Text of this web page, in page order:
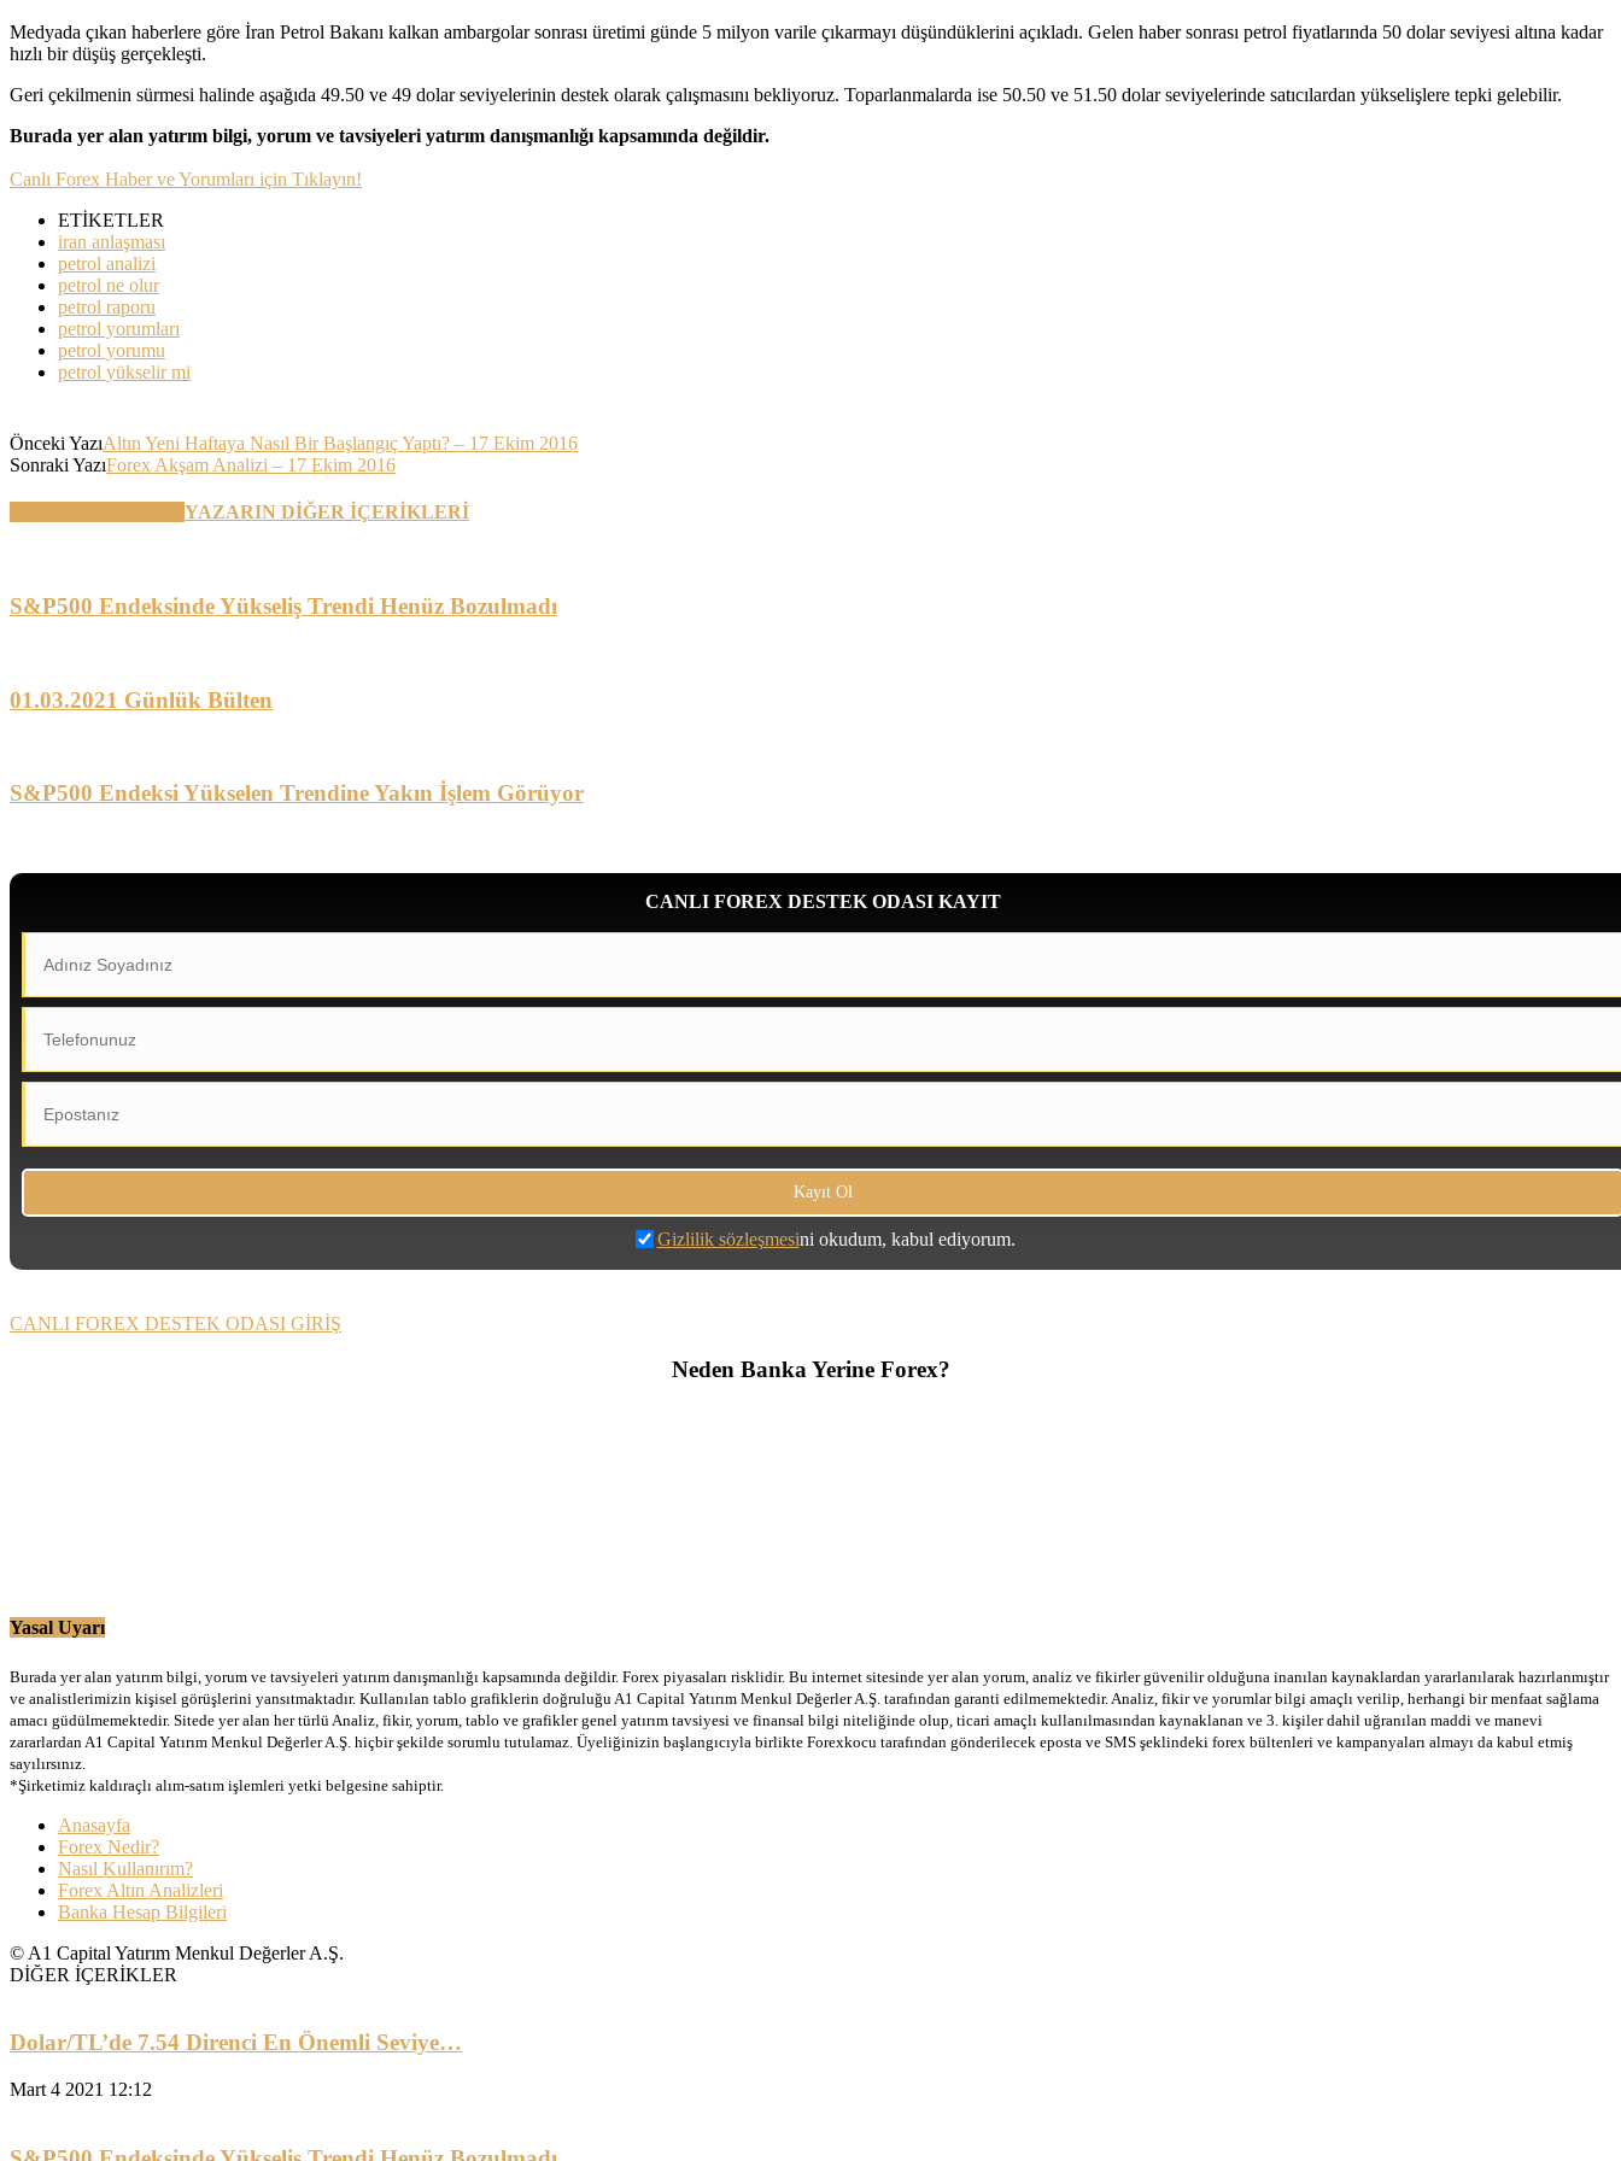
Medyada çıkan haberlere göre İran Petrol Bakanı kalkan ambargolar sonrası üretimi günde 5 milyon varile çıkarmayı düşündüklerini açıkladı. Gelen haber sonrası petrol fiyatlarında 50 dolar seviyesi altına kadar
hızlı bir düşüş gerçekleşti.
Geri çekilmenin sürmesi halinde aşağıda 49.50 ve 49 dolar seviyelerinin destek olarak çalışmasını bekliyoruz. Toparlanmalarda ise 50.50 ve 51.50 dolar seviyelerinde satıcılardan yükselişlere tepki gelebilir.
Burada yer alan yatırım bilgi, yorum ve tavsiyeleri yatırım danışmanlığı kapsamında değildir.
Canlı Forex Haber ve Yorumları için Tıklayın!
ETİKETLER
iran anlaşması
petrol analizi
petrol ne olur
petrol raporu
petrol yorumları
petrol yorumu
petrol yükselir mi
Önceki YazıAltın Yeni Haftaya Nasıl Bir Başlangıç Yaptı? – 17 Ekim 2016
Sonraki YazıForex Akşam Analizi – 17 Ekim 2016
YAZARIN DİĞER İÇERİKLERİ
S&P500 Endeksinde Yükseliş Trendi Henüz Bozulmadı
01.03.2021 Günlük Bülten
S&P500 Endeksi Yükselen Trendine Yakın İşlem Görüyor
CANLI FOREX DESTEK ODASI KAYIT
Gizlilik sözleşmesini okudum, kabul ediyorum.
CANLI FOREX DESTEK ODASI GİRİŞ
Neden Banka Yerine Forex?
Yasal Uyarı
Burada yer alan yatırım bilgi, yorum ve tavsiyeleri yatırım danışmanlığı kapsamında değildir. Forex piyasaları risklidir. Bu internet sitesinde yer alan yorum, analiz ve fikirler güvenilir olduğuna inanılan kaynaklardan yararlanılarak hazırlanmıştır
ve analistlerimizin kişisel görüşlerini yansıtmaktadır. Kullanılan tablo grafiklerin doğruluğu A1 Capital Yatırım Menkul Değerler A.Ş. tarafından garanti edilmemektedir. Analiz, fikir ve yorumlar bilgi amaçlı verilip, herhangi bir menfaat sağlama
amacı güdülmemektedir. Sitede yer alan her türlü Analiz, fikir, yorum, tablo ve grafikler genel yatırım tavsiyesi ve finansal bilgi niteliğinde olup, ticari amaçlı kullanılmasından kaynaklanan ve 3. kişiler dahil uğranılan maddi ve manevi
zararlardan A1 Capital Yatırım Menkul Değerler A.Ş. hiçbir şekilde sorumlu tutulamaz. Üyeliğinizin başlangıcıyla birlikte Forexkocu tarafından gönderilecek eposta ve SMS şeklindeki forex bültenleri ve kampanyaları almayı da kabul etmiş
sayılırsınız.
*Şirketimiz kaldıraçlı alım-satım işlemleri yetki belgesine sahiptir.
Anasayfa
Forex Nedir?
Nasıl Kullanırım?
Forex Altın Analizleri
Banka Hesap Bilgileri
© A1 Capital Yatırım Menkul Değerler A.Ş.
DİĞER İÇERİKLER
Dolar/TL’de 7.54 Direnci En Önemli Seviye…
Mart 4 2021 12:12